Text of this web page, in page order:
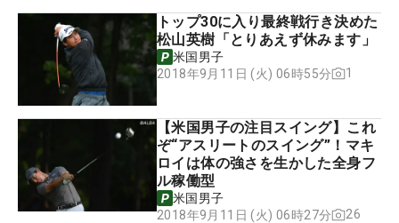
トップ30に入り最終戦行き決めた
松山英樹「とりあえず休みます」
米国男子
2018年9月11日 (火) 06時55分
1
【米国男子の注目スイング】これ
ぞ“アスリートのスイング”！マキ
ロイは体の強さを生かした全身フ
ル稼働型
米国男子
2018年9月11日 (火) 06時27分
26